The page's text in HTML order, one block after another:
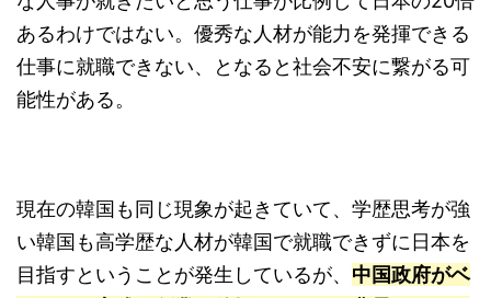
あるわけではない。優秀な人材が能力を発揮できる
仕事に就職できない、となると社会不安に繋がる可
能性がある。
現在の韓国も同じ現象が起きていて、学歴思考が強
い韓国も高学歴な人材が韓国で就職できずに日本を
目指すということが発生しているが、 中国政府がベ